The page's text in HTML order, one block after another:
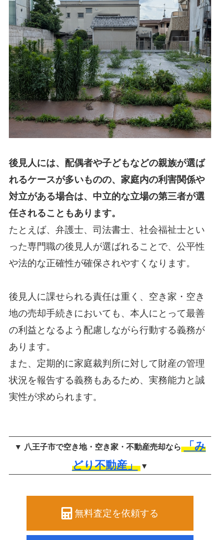
後見人には、配偶者や子どもなどの親族が選ば
れるケースが多いものの、家庭内の利害関係や
対立がある場合は、中立的な立場の第三者が選
任されることもあります。
たとえば、弁護士、司法書士、社会福祉士とい
った専門職の後見人が選ばれることで、公平性
や法的な正確性が確保されやすくなります。
後見人に課せられる責任は重く、空き家・空き
地の売却手続きにおいても、本人にとって最善
の利益となるよう配慮しながら行動する義務が
あります。
また、定期的に家庭裁判所に対して財産の管理
状況を報告する義務もあるため、実務能力と誠
実性が求められます。
▼ 八王子市で空き地・空き家・不動産売却なら 「み
どり不動産」 ▼
無料査定を依頼する